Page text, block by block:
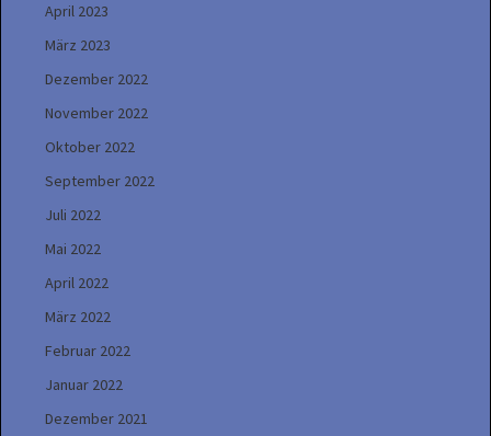
April 2023
März 2023
Dezember 2022
November 2022
Oktober 2022
September 2022
Juli 2022
Mai 2022
April 2022
März 2022
Februar 2022
Januar 2022
Dezember 2021